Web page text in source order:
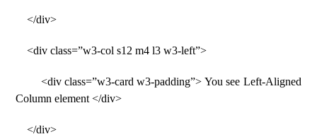
</div>
<div class=”w3-col s12 m4 l3 w3-left”>
<div class=”w3-card w3-padding”> You see Left-Aligned
Column element </div>
</div>